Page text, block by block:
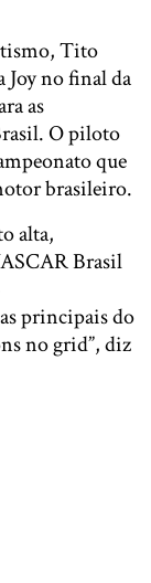
Tito
Joy no final da
as
O piloto
que
brasileiro.
alta,
Brasil
principais do
no grid”, diz